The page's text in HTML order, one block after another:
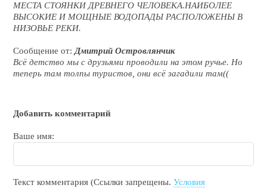
МЕСТА СТОЯНКИ ДРЕВНЕГО ЧЕЛОВЕКА.НАИБОЛЕЕ
ВЫСОКИЕ И МОЩНЫЕ ВОДОПАДЫ РАСПОЛОЖЕНЫ В
НИЗОВЬЕ РЕКИ.
Сообщение от: Дмитрий Островлянчик
Всё детство мы с друзьями проводили на этом ручье. Но
теперь там толпы туристов, они всё загадили там((
Добавить комментарий
Ваше имя:
Текст комментария (Ссылки запрещены.Условия